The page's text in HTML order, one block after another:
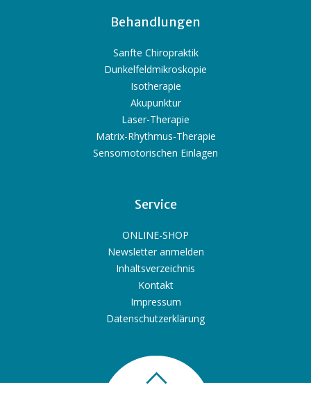
Behandlungen
Sanfte Chiropraktik
Dunkelfeldmikroskopie
Isotherapie
Akupunktur
Laser-Therapie
Matrix-Rhythmus-Therapie
Sensomotorischen Einlagen
Service
ONLINE-SHOP
Newsletter anmelden
Inhaltsverzeichnis
Kontakt
Impressum
Datenschutzerklärung